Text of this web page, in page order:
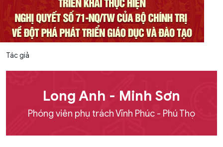
Tác giả
Long Anh - Minh Sơn
Phóng viên phụ trách Vĩnh Phúc - Phú Thọ